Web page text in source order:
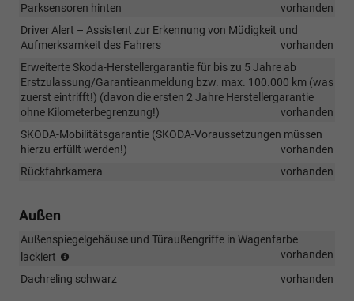
Parksensoren hinten
vorhanden
Driver Alert – Assistent zur Erkennung von Müdigkeit und
Aufmerksamkeit des Fahrers
vorhanden
Erweiterte Skoda-Herstellergarantie für bis zu 5 Jahre ab
Erstzulassung/Garantieanmeldung bzw. max. 100.000 km (was
zuerst eintrifft!) (davon die ersten 2 Jahre Herstellergarantie
ohne Kilometerbegrenzung!)
vorhanden
SKODA-Mobilitätsgarantie (SKODA-Voraussetzungen müssen
hierzu erfüllt werden!)
vorhanden
Rückfahrkamera
vorhanden
Außen
Außenspiegelgehäuse und Türaußengriffe in Wagenfarbe
lackiert
ist
vorhanden
Dachreling schwarz
vorhanden